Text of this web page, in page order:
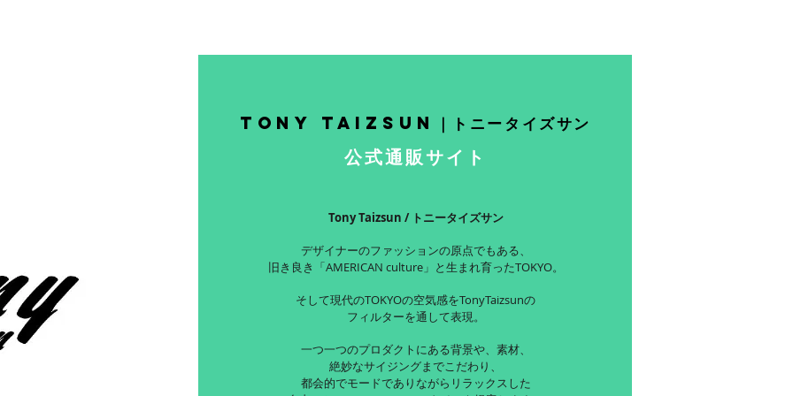
Tony Taizsun｜トニータイズサン
公式通販サイト
Tony Taizsun / トニータイズサン
デザイナーのファッションの原点でもある、
旧き良き「AMERICAN culture」と生まれ育ったTOKYO。
そして現代のTOKYOの空気感をTonyTaizsunの
フィルターを通して表現。
一つ一つのプロダクトにある背景や、素材、
絶妙なサイジングまでこだわり、
都会的でモードでありながらリラックスした